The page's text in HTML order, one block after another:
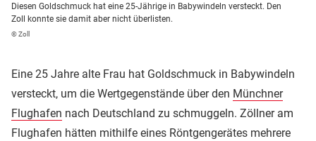
Diesen Goldschmuck hat eine 25-Jährige in Babywindeln versteckt. Den
Zoll konnte sie damit aber nicht überlisten.
© Zoll
Eine 25 Jahre alte Frau hat Goldschmuck in Babywindeln
versteckt, um die Wertgegenstände über den Münchner
Flughafen nach Deutschland zu schmuggeln. Zöllner am
Flughafen hätten mithilfe eines Röntgengerätes mehrere